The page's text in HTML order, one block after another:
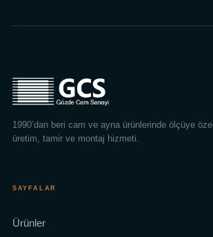
1990’dan beri cam ve ayna ürünlerinde ölçüye özel
üretim, tamir ve montaj hizmeti.
SAYFALAR
Ürünler